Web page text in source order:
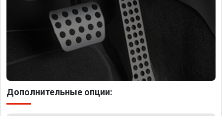
Дополнительные опции: